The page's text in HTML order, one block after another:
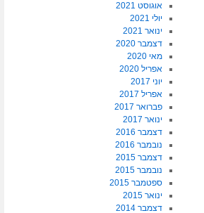
אוגוסט 2021
יולי 2021
ינואר 2021
דצמבר 2020
מאי 2020
אפריל 2020
יוני 2017
אפריל 2017
פברואר 2017
ינואר 2017
דצמבר 2016
נובמבר 2016
דצמבר 2015
נובמבר 2015
ספטמבר 2015
ינואר 2015
דצמבר 2014